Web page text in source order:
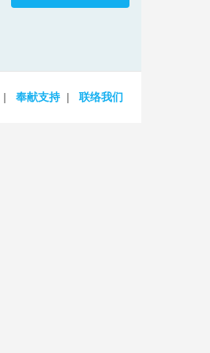
奉献支持 联络我们